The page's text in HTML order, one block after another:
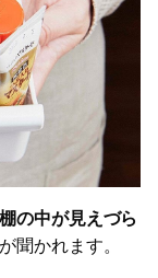
の中が見えづら
聞かれます。